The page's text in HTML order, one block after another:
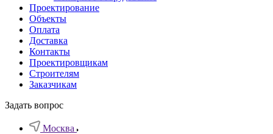
Проектирование
Объекты
Оплата
Доставка
Контакты
Проектировщикам
Строителям
Заказчикам
Задать вопрос
Москва